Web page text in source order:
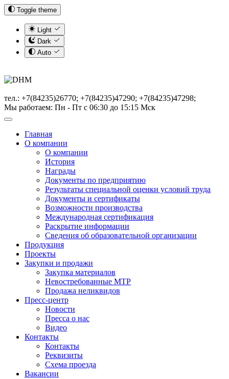
Toggle theme
Light
Dark
Auto
тел.: +7(84235)26770; +7(84235)47290; +7(84235)47298;
Мы работаем: Пн - Пт с 06:30 до 15:15 Мск
Главная
О компании
О компании
История
Награды
Документы по предприятию
Результаты специальной оценки условий труда
Документы и сертификаты
Возможности производства
Международная сертификация
Раскрытие информации
Сведения об образовательной организации
Продукция
Проекты
Закупки и продажи
Закупка материалов
Невостребованные МТР
Продажа неликвидов
Пресс-центр
Новости
Пресса о нас
Видео
Контакты
Контакты
Реквизиты
Схема проезда
Вакансии